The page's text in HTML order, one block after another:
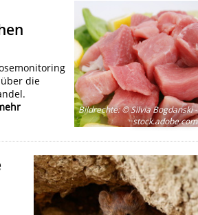
Bildrechte:© Silvia Bogdanski -
stock.adobe.com
die